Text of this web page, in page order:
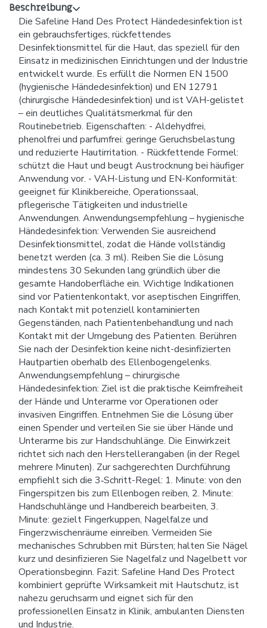
Beschreibung
Die Safeline Hand Des Protect Händedesinfektion ist
ein gebrauchsfertiges, rückfettendes
Desinfektionsmittel für die Haut, das speziell für den
Einsatz in medizinischen Einrichtungen und der Industrie
entwickelt wurde. Es erfüllt die Normen EN 1500
(hygienische Händedesinfektion) und EN 12791
(chirurgische Händedesinfektion) und ist VAH-gelistet
– ein deutliches Qualitätsmerkmal für den
Routinebetrieb. Eigenschaften: - Aldehydfrei,
phenolfrei und parfumfrei: geringe Geruchsbelastung
und reduzierte Hautirritation. - Rückfettende Formel:
schützt die Haut und beugt Austrocknung bei häufiger
Anwendung vor. - VAH-Listung und EN-Konformität:
geeignet für Klinikbereiche, Operationssaal,
pflegerische Tätigkeiten und industrielle
Anwendungen. Anwendungsempfehlung – hygienische
Händedesinfektion: Verwenden Sie ausreichend
Desinfektionsmittel, zodat die Hände vollständig
benetzt werden (ca. 3 ml). Reiben Sie die Lösung
mindestens 30 Sekunden lang gründlich über die
gesamte Handoberfläche ein. Wichtige Indikationen
sind vor Patientenkontakt, vor aseptischen Eingriffen,
nach Kontakt mit potenziell kontaminierten
Gegenständen, nach Patientenbehandlung und nach
Kontakt mit der Umgebung des Patienten. Berühren
Sie nach der Desinfektion keine nicht-desinfizierten
Hautpartien oberhalb des Ellenbogengelenks.
Anwendungsempfehlung – chirurgische
Händedesinfektion: Ziel ist die praktische Keimfreiheit
der Hände und Unterarme vor Operationen oder
invasiven Eingriffen. Entnehmen Sie die Lösung über
einen Spender und verteilen Sie sie über Hände und
Unterarme bis zur Handschuhlänge. Die Einwirkzeit
richtet sich nach den Herstellerangaben (in der Regel
mehrere Minuten). Zur sachgerechten Durchführung
empfiehlt sich die 3‑Schritt-Regel: 1. Minute: von den
Fingerspitzen bis zum Ellenbogen reiben, 2. Minute:
Handschuhlänge und Handbereich bearbeiten, 3.
Minute: gezielt Fingerkuppen, Nagelfalze und
Fingerzwischenräume einreiben. Vermeiden Sie
mechanisches Schrubben mit Bürsten; halten Sie Nägel
kurz und desinfizieren Sie Nagelfalz und Nagelbett vor
Operationsbeginn. Fazit: Safeline Hand Des Protect
kombiniert geprüfte Wirksamkeit mit Hautschutz, ist
nahezu geruchsarm und eignet sich für den
professionellen Einsatz in Klinik, ambulanten Diensten
und Industrie.